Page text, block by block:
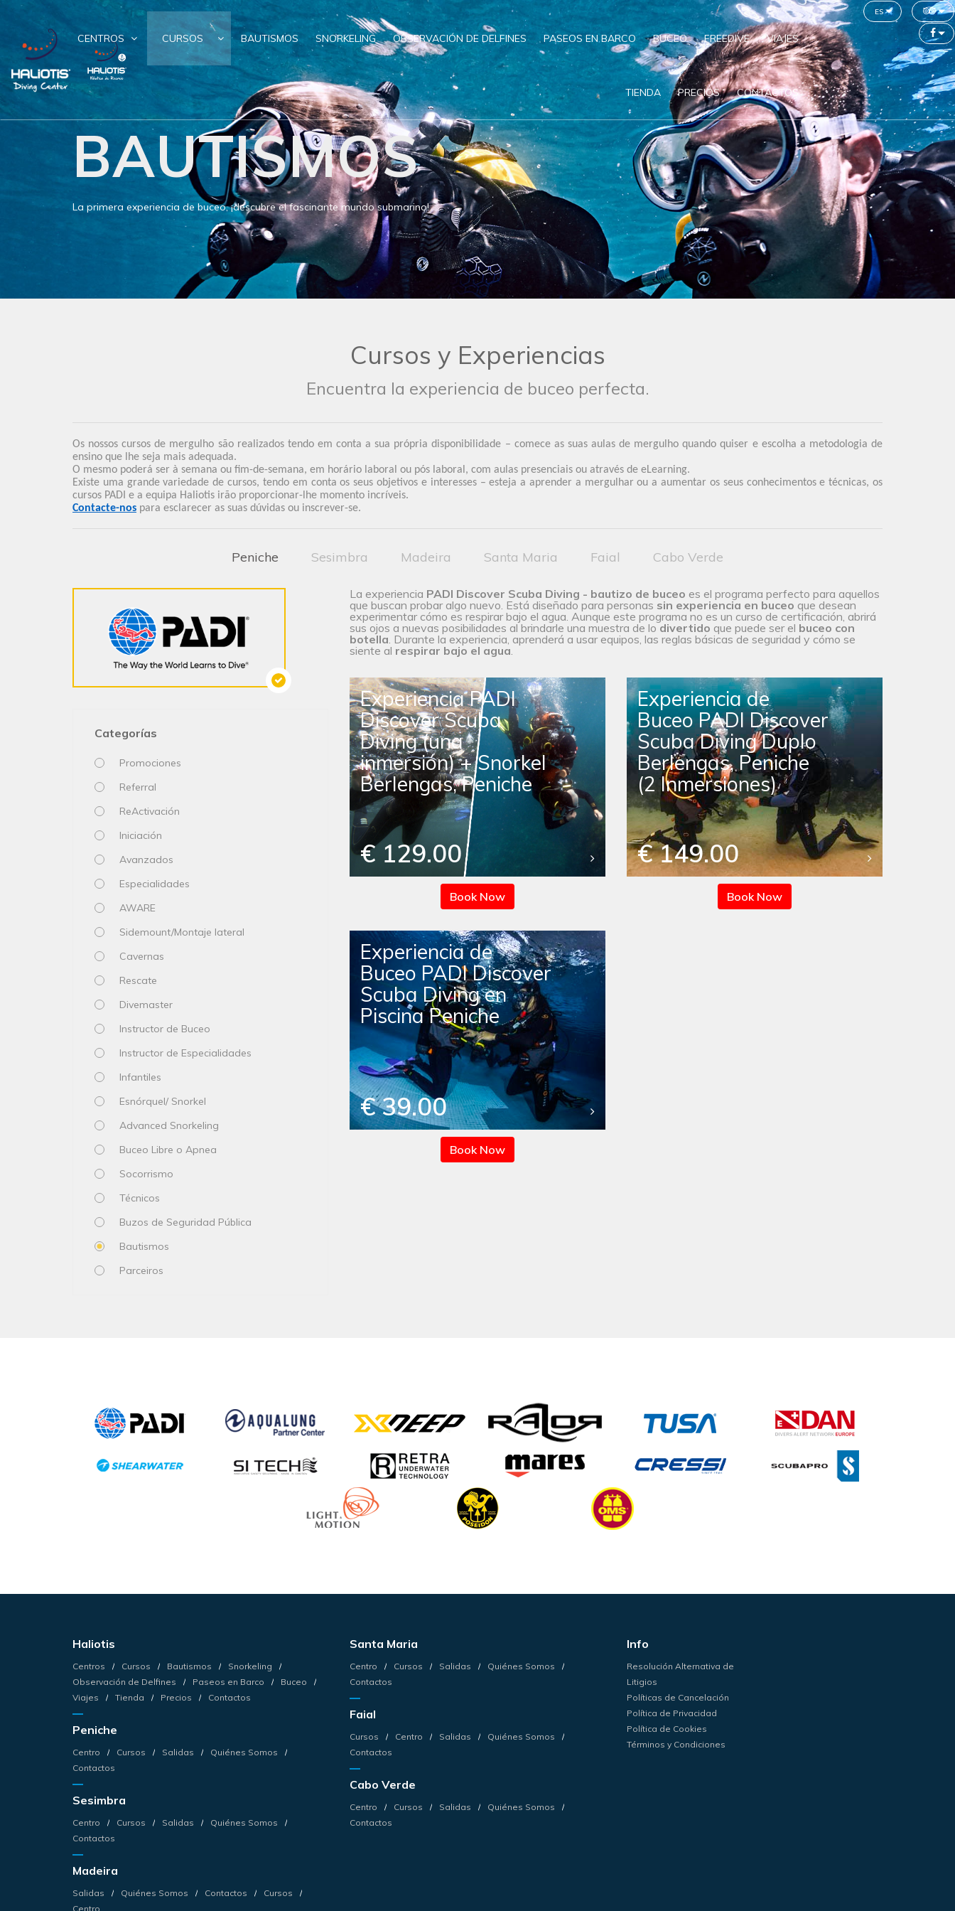
CENTROS CURSOS BAUTISMOS SNORKELING OBSERVACIÓN DE DELFINES PASEOS EN BARCO BUCEO FREEDIVE VIAJES
TIENDA PRECIOS CONTACTOS
es
BAUTISMOS
La primera experiencia de buceo, ¡descubre el fascinante mundo submarino!
Cursos y Experiencias
Encuentra la experiencia de buceo perfecta.
Os nossos cursos de mergulho são realizados tendo em conta a sua própria disponibilidade – comece as suas aulas de mergulho quando quiser e escolha a metodologia de
ensino que lhe seja mais adequada.
O mesmo poderá ser à semana ou fim-de-semana, em horário laboral ou pós laboral, com aulas presenciais ou através de eLearning.
Existe uma grande variedade de cursos, tendo em conta os seus objetivos e interesses – esteja a aprender a mergulhar ou a aumentar os seus conhecimentos e técnicas, os
cursos PADI e a equipa Haliotis irão proporcionar-lhe momento incríveis.
Contacte-nos para esclarecer as suas dúvidas ou inscrever-se.
Peniche Sesimbra Madeira Santa Maria Faial Cabo Verde
Categorías
Promociones
Referral
ReActivación
Iniciación
Avanzados
Especialidades
AWARE
Sidemount/Montaje lateral
Cavernas
Rescate
Divemaster
Instructor de Buceo
Instructor de Especialidades
Infantiles
Esnórquel/ Snorkel
Advanced Snorkeling
Buceo Libre o Apnea
Socorrismo
Técnicos
Buzos de Seguridad Pública
Bautismos
Parceiros
La experiencia PADI Discover Scuba Diving - bautizo de buceo es el programa perfecto para aquellos
que buscan probar algo nuevo. Está diseñado para personas sin experiencia en buceo que desean
experimentar cómo es respirar bajo el agua. Aunque este programa no es un curso de certificación, abrirá
sus ojos a nuevas posibilidades al brindarle una muestra de lo divertido que puede ser el buceo con
botella. Durante la experiencia, aprenderá a usar equipos, las reglas básicas de seguridad y cómo se
siente al respirar bajo el agua.
Experiencia PADI
Discover Scuba
Diving (una
inmersión) + Snorkel
Berlengas, Peniche
€ 129.00
Book Now
Experiencia de
Buceo PADI Discover
Scuba Diving Duplo
Berlengas, Peniche
(2 Inmersiones)
€ 149.00
Book Now
Experiencia de
Buceo PADI Discover
Scuba Diving en
Piscina Peniche
€ 39.00
Book Now
Haliotis
Centros Cursos Bautismos
Snorkeling
Observación de Delfines
Paseos en Barco
Buceo
Viajes
Tienda Precios Contactos
Peniche
Centro Cursos Salidas
Quiénes Somos
Contactos
Sesimbra
Centro Cursos Salidas
Quiénes Somos
Contactos
Madeira
Salidas Quiénes Somos Contactos
Cursos
Centro
Santa Maria
Centro Cursos Salidas
Quiénes Somos
Contactos
Faial
Cursos Centro Salidas
Quiénes Somos
Contactos
Cabo Verde
Centro Cursos Salidas
Quiénes Somos
Contactos
Info
Resolución Alternativa de
Litigios
Políticas de Cancelación
Política de Privacidad
Política de Cookies
Términos y Condiciones